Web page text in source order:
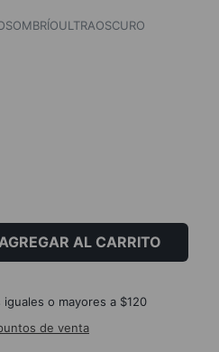
AL CARRITO
o mayores a $120
de venta